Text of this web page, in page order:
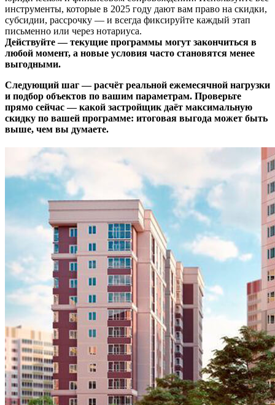
инструменты, которые в 2025 году дают вам право на скидки,
субсидии, рассрочку — и всегда фиксируйте каждый этап
письменно или через нотариуса.
Действуйте — текущие программы могут закончиться в
любой момент, а новые условия часто становятся менее
выгодными.
Следующий шаг — расчёт реальной ежемесячной нагрузки
и подбор объектов по вашим параметрам. Проверьте
прямо сейчас — какой застройщик даёт максимальную
скидку по вашей программе: итоговая выгода может быть
выше, чем вы думаете.